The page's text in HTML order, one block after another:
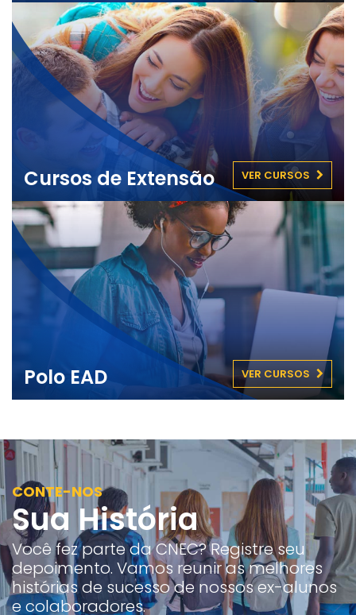
Cursos de Extensão VER CURSOS
Polo EAD VER CURSOS
CONTE-NOS
Sua História
Você fez parte da CNEC? Registre seu
depoimento. Vamos reunir as melhores
histórias de sucesso de nossos ex-alunos
e colaboradores.